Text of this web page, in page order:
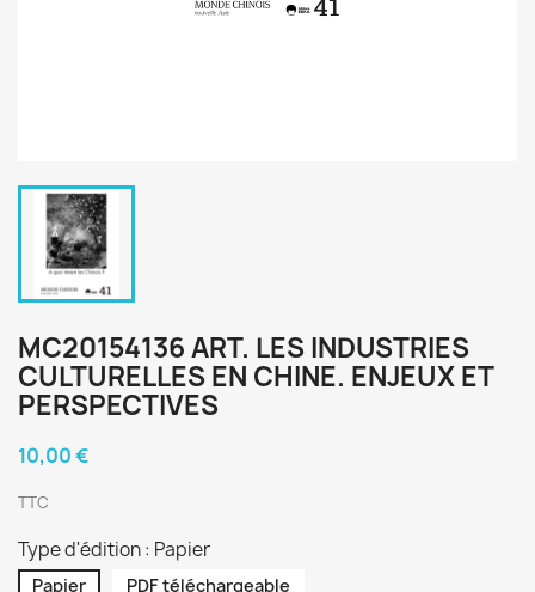
MC20154136 ART. LES INDUSTRIES
CULTURELLES EN CHINE. ENJEUX ET
PERSPECTIVES
10,00 €
TTC
Type d'édition : Papier
Papier PDF téléchargeable